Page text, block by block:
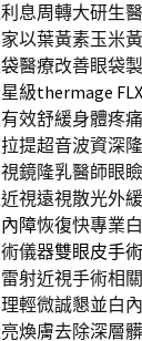
息周轉大研生
以葉黃素玉米
醫療改善眼袋
級thermage FLX
效舒緩身體疼
提超音波資深
鏡隆乳醫師眼
視遠視散光外
障恢復快專業
儀器雙眼皮手術
射近視手術相
輕微誠懇並白
煥膚去除深層